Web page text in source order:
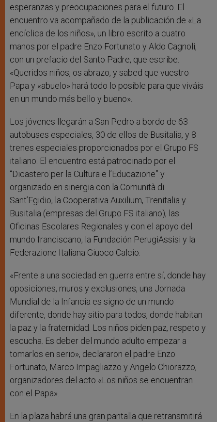
esperanzas y preocupaciones para el futuro. El
encuentro va acompañado de la publicación de «La
encíclica de los niños», un libro escrito a cuatro
manos por el padre Enzo Fortunato y Aldo Cagnoli,
con un prefacio del Santo Padre, que escribe:
«Queridos niños, os abrazo, y sabed que vuestro
Papa y «abuelo» hará todo lo posible para que viváis
en un mundo más bello y bueno».
Los jóvenes llegarán a San Pedro a bordo de 63
autobuses especiales, 30 de ellos de Busitalia, y 8
trenes especiales proporcionados por el Grupo FS
italiano. El encuentro está patrocinado por el
“Dicastero per la Cultura e l’Educazione” y
organizado en sinergia con la Comunità di
Sant’Egidio, la Cooperativa Auxilium, Trenitalia y
Busitalia (empresas del Grupo FS italiano), las
Oficinas Escolares Regionales y con el apoyo del
mundo franciscano, la Fundación PerugiAssisi y la
Federazione Italiana Giuoco Calcio.
«Frente a una sociedad en guerra entre sí, donde hay
oposiciones, muros y exclusiones, una Jornada
Mundial de la Infancia es signo de un mundo
diferente, donde hay sitio para todos, donde habitan
la paz y la fraternidad. Los niños piden paz, respeto y
escucha. Es deber del mundo adulto empezar a
tomarlos en serio», declararon el padre Enzo
Fortunato, Marco Impagliazzo y Angelo Chiorazzo,
organizadores del acto «Los niños se encuentran
con el Papa».
En la plaza habrá una gran pantalla que retransmitirá